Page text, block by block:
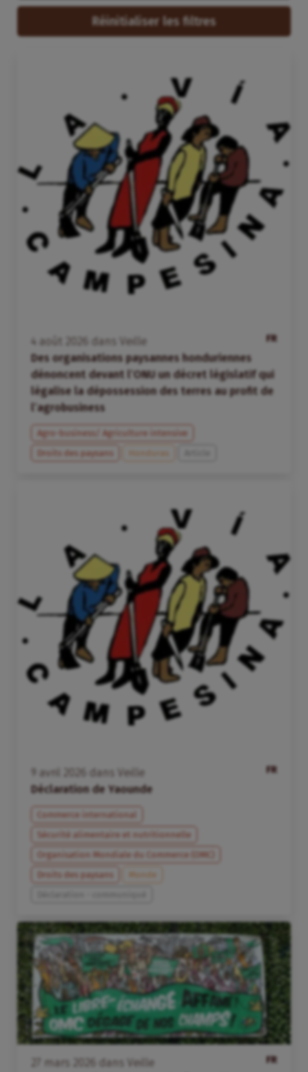
Réinitialiser les filtres
FR
4 août dans
Veille
Des organisations paysannes honduriennes
dénoncent devant l’ONU un décret législatif qui
légalise la dépossession des terres au profit de
l’agrobusiness
Agro-business/ Agriculture intensive
Droits des paysans
Honduras
FR
avril dans
Veille
Déclaration de Yaounde
Commerce international
Sécurité alimentaire et nutritionnelle
Organisation Mondiale du Commerce (OMC)
Droits des paysans
Monde
FR
mars dans
Veille